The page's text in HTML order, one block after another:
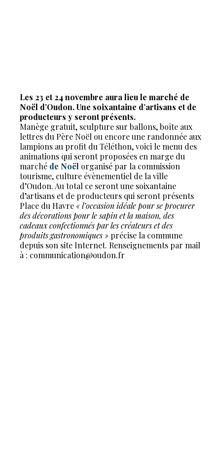
Les 23 et 24 novembre aura lieu le marché de
Noël d’Oudon. Une soixantaine d’artisans et de
producteurs y seront présents.
Manège gratuit, sculpture sur ballons, boîte aux
lettres du Père Noël ou encore une randonnée aux
lampions au profit du Téléthon, voici le menu des
animations qui seront proposées en marge du
marché de Noël organisé par la commission
tourisme, culture évènementiel de la ville
d’Oudon. Au total ce seront une soixantaine
d’artisans et de producteurs qui seront présents
Place du Havre« l’occasion idéale pour se procurer
des décorations pour le sapin et la maison, des
cadeaux confectionnés par les créateurs et des
produits gastronomiques » précise la commune
depuis son site Internet. Renseignements par mail
à : communication@oudon.fr